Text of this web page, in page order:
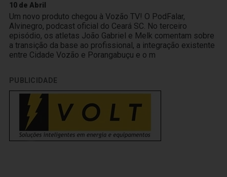
10 de Abril
Um novo produto chegou à Vozão TV! O PodFalar,
Alvinegro, podcast oficial do Ceará SC. No terceiro
episódio, os atletas João Gabriel e Melk comentam sobre
a transição da base ao profissional, a integração existente
entre Cidade Vozão e Porangabuçu e o m
PUBLICIDADE